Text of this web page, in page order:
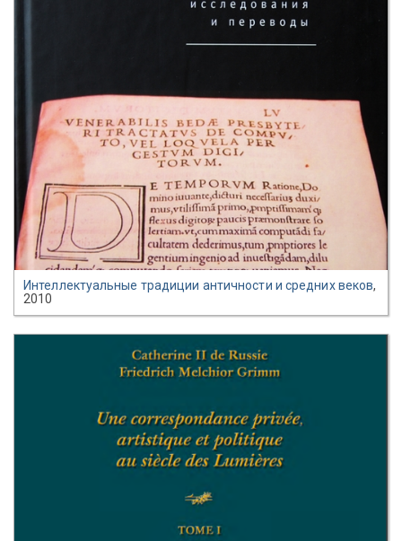
Интеллектуальные традиции античности и средних веков,
2010